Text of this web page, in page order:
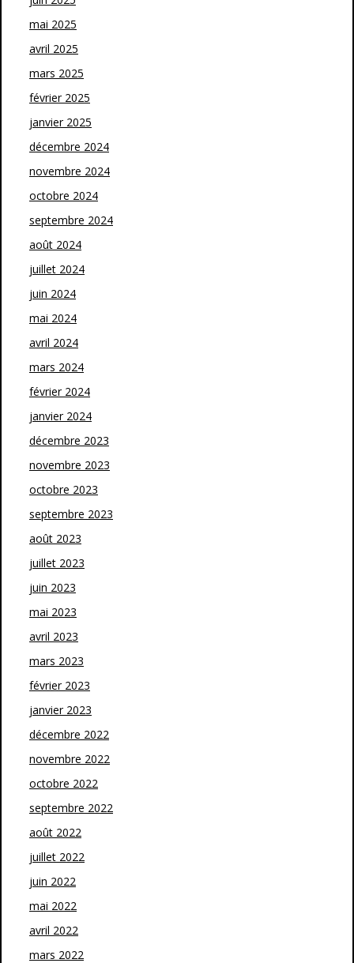
mai 2025
avril 2025
mars 2025
février 2025
janvier 2025
décembre 2024
novembre 2024
octobre 2024
septembre 2024
août 2024
juillet 2024
juin 2024
mai 2024
avril 2024
mars 2024
février 2024
janvier 2024
décembre 2023
novembre 2023
octobre 2023
septembre 2023
août 2023
juillet 2023
juin 2023
mai 2023
avril 2023
mars 2023
février 2023
janvier 2023
décembre 2022
novembre 2022
octobre 2022
septembre 2022
août 2022
juillet 2022
juin 2022
mai 2022
avril 2022
mars 2022